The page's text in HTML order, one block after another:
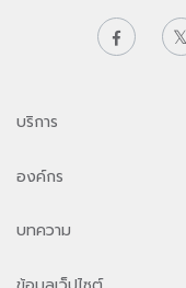
บริการ
องค์กร
บทความ